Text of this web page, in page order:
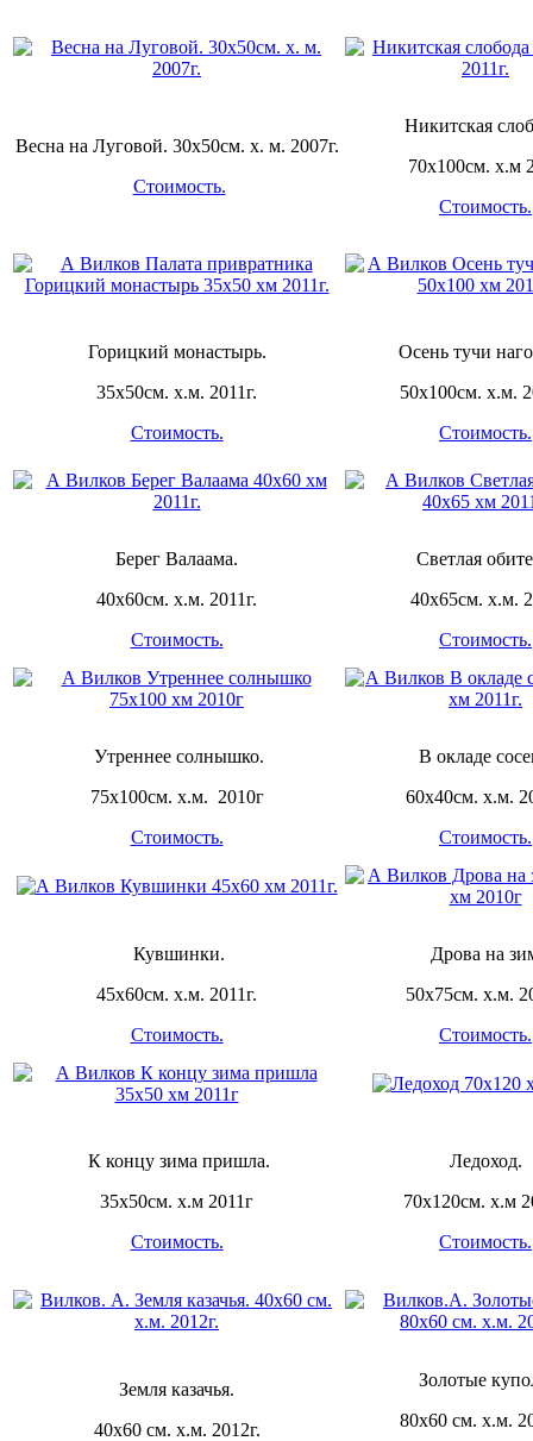
Весна на Луговой. 30х50см. х. м. 2007г.
Стоимость.
Никитская
70х100см. х.м
Стоимость.
Горицкий монастырь.
35х50см. х.м. 2011г.
Стоимость.
Осень тучи
50х100см. х.м.
Стоимость.
Берег Валаама.
40х60см. х.м. 2011г.
Стоимость.
Светлая
40х65см. х.м.
Стоимость.
Утреннее солнышко.
75х100см. х.м. 2010г
Стоимость.
В окладе
60х40см. х.м.
Стоимость.
Кувшинки.
45х60см. х.м. 2011г.
Стоимость.
Дрова на
50х75см. х.м.
Стоимость.
К концу зима пришла.
35х50см. х.м 2011г
Стоимость.
Ледоход.
70х120см. х.м
Стоимость.
Земля казачья.
40х60 см. х.м. 2012г.
Золотые
80х60 см. х.м.